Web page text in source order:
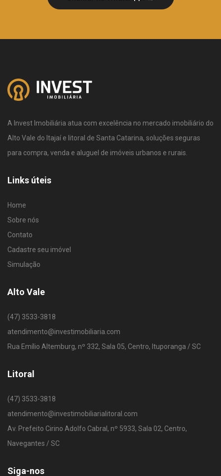
A Invest Imobiliária atua com excelência no mercado imobiliário do
Alto Vale do Itajaí e litoral de Santa Catarina, soluções seguras
para compra, venda e aluguel de imóveis urbanos e rurais.
Links úteis
Home
Sobre nós
Contato
Cadastre seu imóvel
Simulação
Alto Vale
(47) 3533-3818
atendimento@investimobiliaria.com
Rua Emílio Altemburg, nº 332, Sala 05, Centro, Ituporanga / SC
Litoral
(47) 3533-3818
atendimento@investimobiliarialitoral.com
Av. Prefeito Cirino Adolfo Cabral, nº 5933, Sala 02, Centro,
Navegantes / SC
Siga-nos